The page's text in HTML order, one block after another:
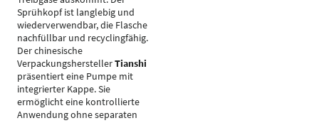
Sprühkopf ist langlebig und
wiederverwendbar, die Flasche
nachfüllbar und recyclingfähig.
Der chinesische
VerpackungsherstellerTianshi
präsentiert eine Pumpe mit
integrierter Kappe. Sie
ermöglicht eine kontrollierte
Anwendung ohne separaten